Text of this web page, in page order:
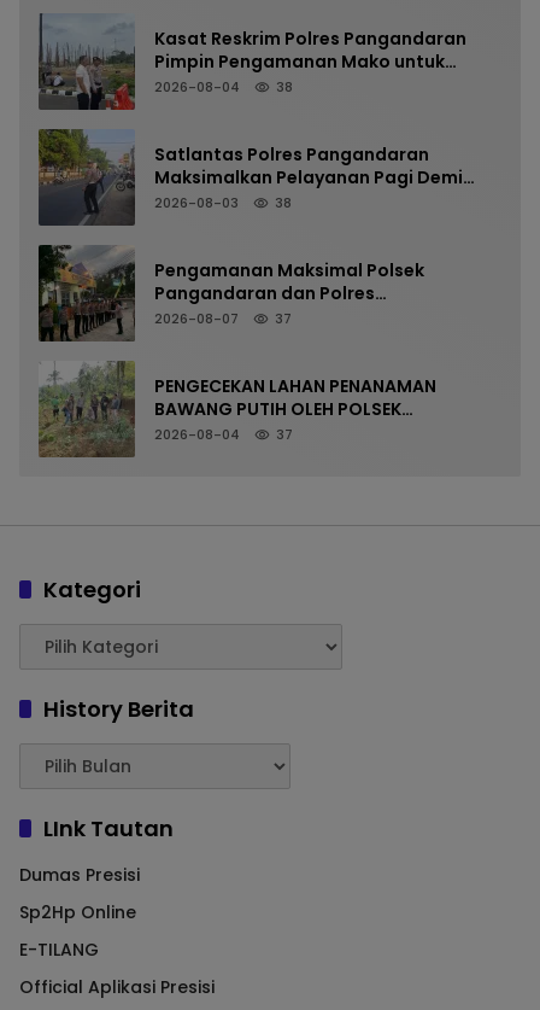
Kasat Reskrim Polres Pangandaran
Pimpin Pengamanan Mako untuk
Perkuat Kesiapsiagaan Personel
2026-08-04 38
Satlantas Polres Pangandaran
Maksimalkan Pelayanan Pagi Demi
Kelancaran Arus Kendaraan
2026-08-03 38
Pengamanan Maksimal Polsek
Pangandaran dan Polres
Pangandaran, Nobar Final Piala
2026-08-07 37
PENGECEKAN LAHAN PENANAMAN
BAWANG PUTIH OLEH POLSEK
LANGKAPLANCAR DUKUNG PROGRAM
2026-08-04 37
Kategori
History Berita
LInk Tautan
Dumas Presisi
Sp2Hp Online
E-TILANG
Official Aplikasi Presisi